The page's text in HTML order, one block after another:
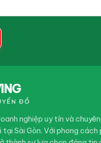
nhà Huyện Củ Chi trọn
Nhà
ĐỒ
nghiệp uy tín và
Sài Gòn. Với phong